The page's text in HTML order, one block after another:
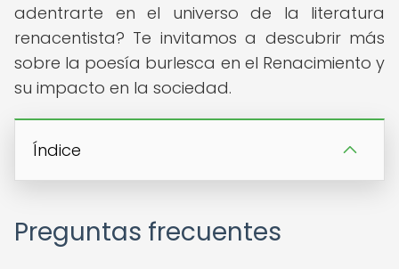
adentrarte en el universo de la literatura
renacentista? Te invitamos a descubrir más
sobre la poesía burlesca en el Renacimiento y
su impacto en la sociedad.
Índice
Preguntas frecuentes